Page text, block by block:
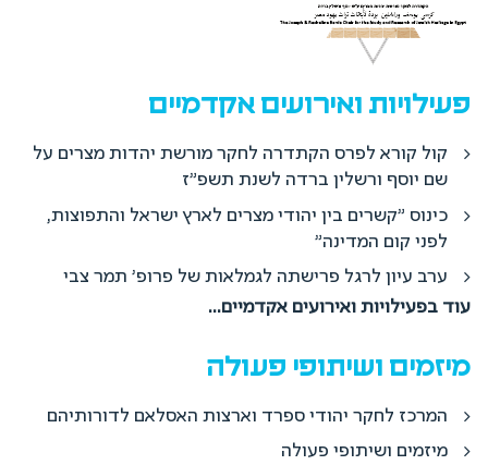
פעילויות ואירועים אקדמיים
קול קורא לפרס הקתדרה לחקר מורשת יהדות מצרים על
שם יוסף ורשלין ברדה לשנת תשפ"ז
כינוס "קשרים בין יהודי מצרים לארץ ישראל והתפוצות,
לפני קום המדינה"
ערב עיון לרגל פרישתה לגמלאות של פרופ' תמר צבי
עוד בפעילויות ואירועים אקדמיים...
מיזמים ושיתופי פעולה
המרכז לחקר יהודי ספרד וארצות האסלאם לדורותיהם
מיזמים ושיתופי פעולה